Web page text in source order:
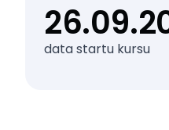
data startu kursu